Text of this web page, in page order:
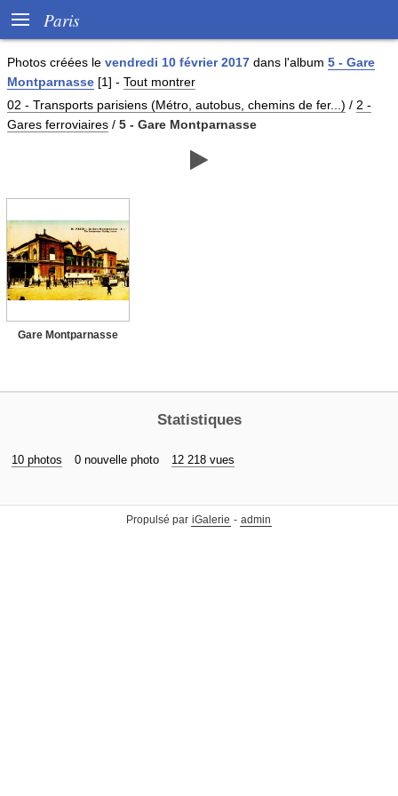
 Paris
Photos créées le vendredi 10 février 2017 dans l'album 5 - Gare
Montparnasse [1] - Tout montrer
02 - Transports parisiens (Métro, autobus, chemins de fer...) / 2 -
Gares ferroviaires / 5 - Gare Montparnasse

Gare Montparnasse
Statistiques
10 photos 0 nouvelle photo 12 218 vues
Propulsé par iGalerie - admin